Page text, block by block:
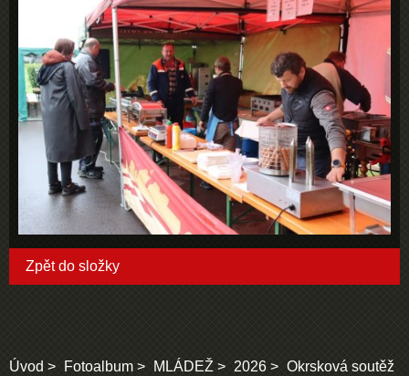
Zpět do složky
Úvod Fotoalbum MLÁDEŽ 2026
Okrsková soutěž